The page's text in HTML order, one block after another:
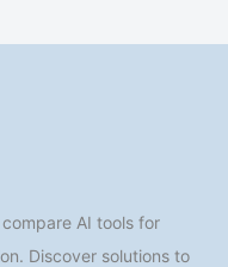
AI tools for
Discover solutions to